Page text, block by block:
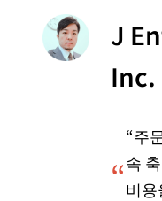
J
Inc.
“
“주
속
비용